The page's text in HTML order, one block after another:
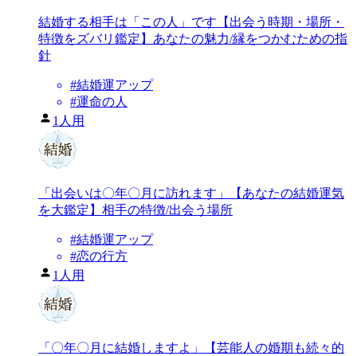
結婚する相手は「この人」です【出会う時期・場所・
特徴をズバリ鑑定】あなたの魅力/縁をつかむための指
針
#結婚運アップ
#運命の人
1人用
「出会いは〇年〇月に訪れます」【あなたの結婚運気
を大鑑定】相手の特徴/出会う場所
#結婚運アップ
#恋の行方
1人用
「〇年〇月に結婚しますよ」【芸能人の婚期も続々的